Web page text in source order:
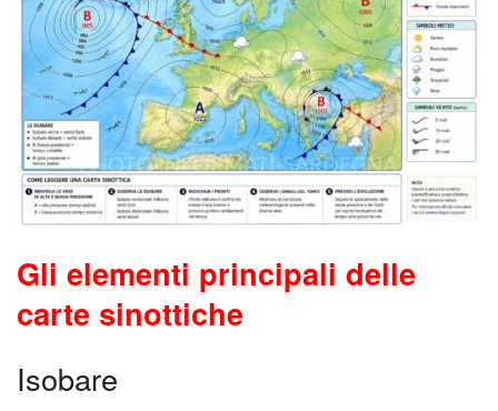
Gli elementi principali delle
carte sinottiche
Isobare